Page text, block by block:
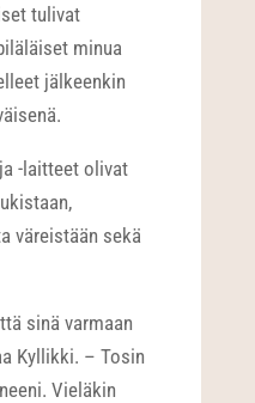
tulivat
minua
jälkeenkin
-laitteet olivat
väreistään sekä
sinä varmaan
Kyllikki. – Tosin
Vieläkin